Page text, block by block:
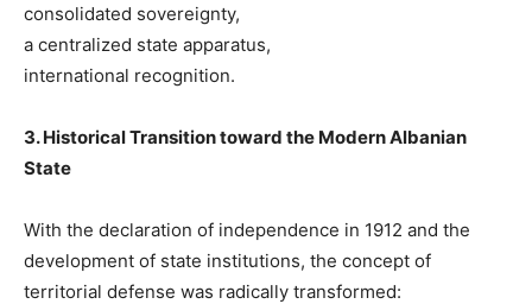
consolidated sovereignty,
a centralized state apparatus,
international recognition.
3. Historical Transition toward the Modern Albanian
State
With the declaration of independence in 1912 and the
development of state institutions, the concept of
territorial defense was radically transformed: